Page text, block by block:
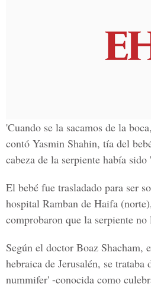
'Cuando se la sacamos de la
contó Yasmin Shahin, tía del
cabeza de la serpiente había sido
El bebé fue trasladado para ser
hospital Ramban de Haifa
comprobaron que la serpiente no
Según el doctor Boaz Shacham,
hebraica de Jerusalén, se trataba
nummifer' -conocida como